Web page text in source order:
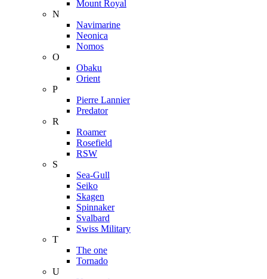
Mount Royal
N
Navimarine
Neonica
Nomos
O
Obaku
Orient
P
Pierre Lannier
Predator
R
Roamer
Rosefield
RSW
S
Sea-Gull
Seiko
Skagen
Spinnaker
Svalbard
Swiss Military
T
The one
Tornado
U